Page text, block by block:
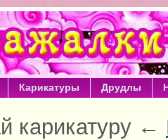
Карикатуры Друдлы
карикатуру ←